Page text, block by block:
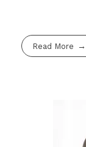
Read More